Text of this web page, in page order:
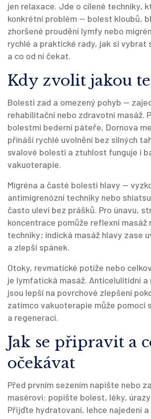
jen relaxace. Jde o cílené techniky,
konkrétní problém — bolest kloubů,
zhoršené proudění lymfy nebo
rychlé a praktické rady, jak si vybrat
a co od ní čekat.
Kdy zvolit jakou
Bolesti zad a omezený pohyb —
rehabilitační nebo zdravotní masáž.
bolestmi bederní páteře, Dornova
přináší rychlé uvolnění bez silných
svalové bolesti a ztuhlost funguje i
vakuoterapie.
Migréna a časté bolesti hlavy —
antimigrenózní techniky nebo
často uleví bez prášků. Pro únavu,
koncentrace pomůže reflexní masáž
techniky; indická masáž hlavy zase
a zlepší spánek.
Otoky, revmatické potíže nebo
je lymfatická masáž. Anticelulitidní a
jsou lepší na povrchové zlepšení
zatímco vakuoterapie může pomoci
a regenerací.
Jak se připravit a
očekávat
Před prvním sezením napište nebo
masérovi: popište bolest, léky,
Přijďte hydratovaní, lehce najedení